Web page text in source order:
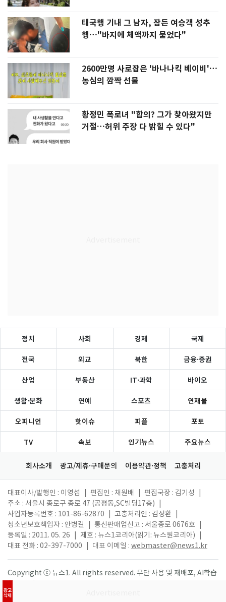
태국행 기내 그 남자, 잠든 여승객 성추
행…"바지에 체액까지 묻었다"
2600만명 사로잡은 '바나나킥 베이비'…
농심의 깜짝 선물
황정민 폭로녀 "합의? 그가 찾아왔지만
거절…허위 주장 다 밝힐 수 있다"
광고
삭제
정치 사회 경제 국제
전국 외교 북한 금융·증권
산업 부동산 IT·과학 바이오
생활·문화 연예 스포츠 연재물
오피니언 핫이슈 피플 포토
TV 속보 인기뉴스 주요뉴스
회사소개 광고/제휴·구매문의 이용약관·정책 고충처리
대표이사/발행인 : 이영섭 편집인 : 채원배 편집국장 : 김기성
주소 : 서울시 종로구 종로 47 (공평동,SC빌딩17층)
사업자등록번호 : 101-86-62870
고충처리인 : 김성환
청소년보호책임자 : 안병길
통신판매업신고 : 서울종로 0676호
등록일 : 2011. 05. 26
제호 : 뉴스1코리아(읽기: 뉴스원코리아)
대표 전화 : 02-397-7000
대표 이메일 : webmaster@news1.kr
Copyright ⓒ 뉴스1. All rights reserved. 무단 사용 및 재배포, AI학습